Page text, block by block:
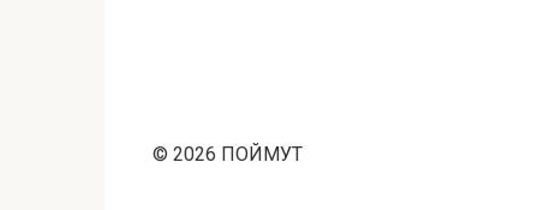
© 2026 ПОЙМУТ